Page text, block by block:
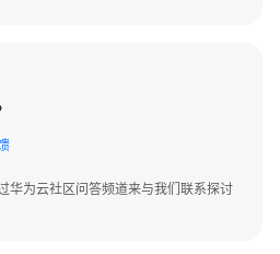
华为云社区问答频道来与我们联系探讨